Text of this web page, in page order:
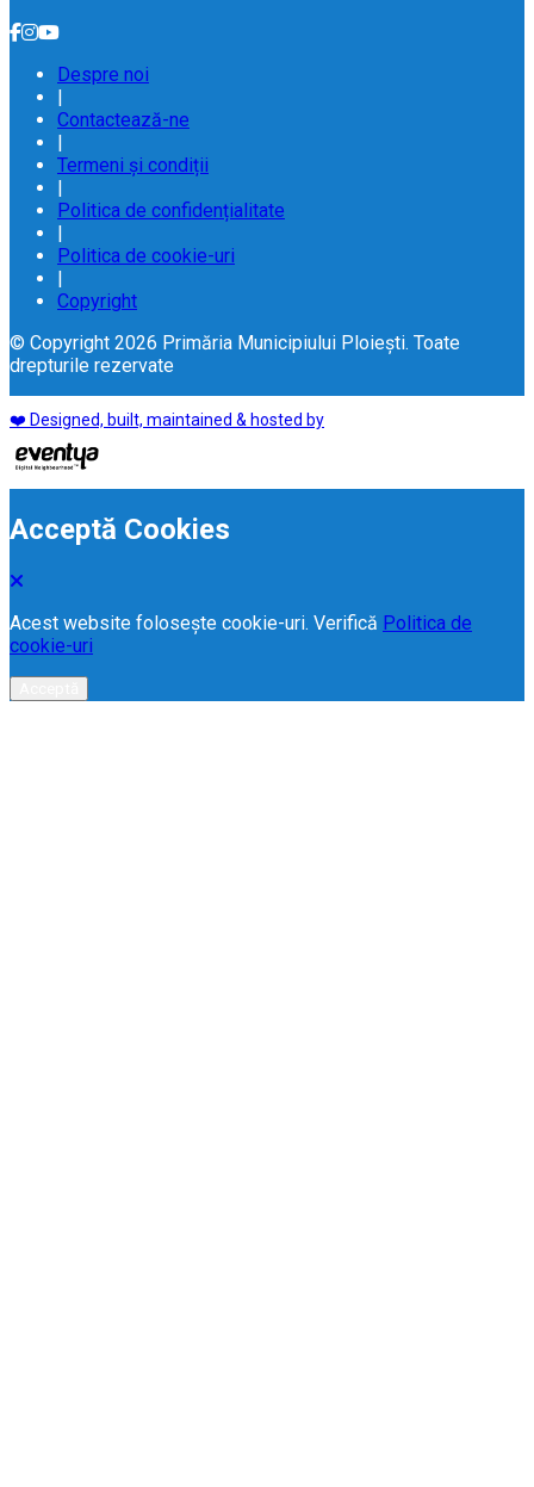
Despre noi
Contactează-ne
Termeni și condiții
Politica de confidențialitate
Politica de cookie-uri
Copyright
© Copyright 2026 Primăria Municipiului Ploiești. Toate
drepturile rezervate
❤️ Designed, built, maintained & hosted by
Acceptă Cookies
Acest website folosește cookie-uri. Verifică Politica de
cookie-uri